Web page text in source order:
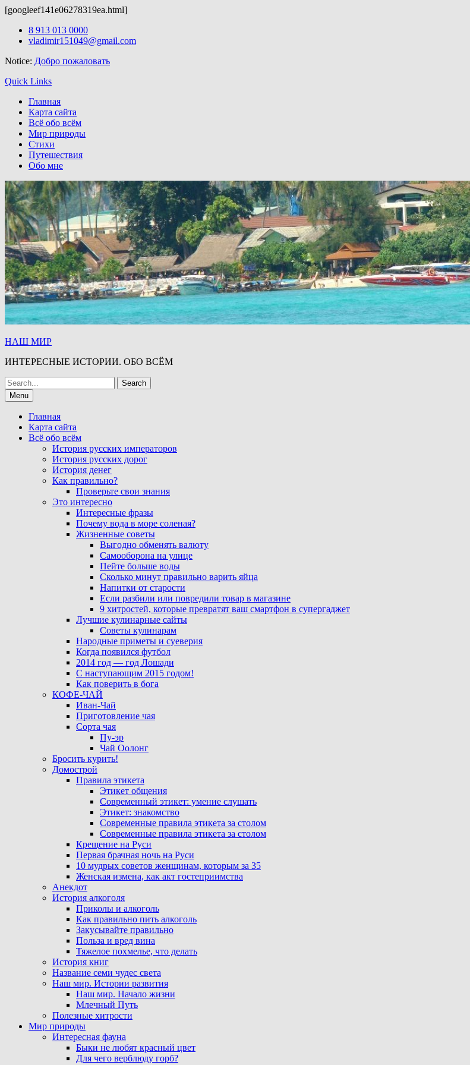
[googleef141e06278319ea.html]
Skip
8 913 013 0000
vladimir151049@gmail.com
Notice: Добро пожаловать
Quick Links
Главная
Карта сайта
Всё обо всём
Мир природы
Стихи
Путешествия
Обо мне
НАШ МИР
ИНТЕРЕСНЫЕ ИСТОРИИ. ОБО ВСЁМ
Search
for:Menu
Главная
Карта сайта
Всё обо всём
История русских императоров
История русских дорог
История денег
Как правильно?
Проверьте свои знания
Это интересно
Интересные фразы
Почему вода в море соленая?
Жизненные советы
Выгодно обменять валюту
Самооборона на улице
Пейте больше воды
Сколько минут правильно варить яйца
Напитки от старости
Если разбили или повредили товар в магазине
9 хитростей, которые превратят ваш смартфон в супергаджет
Лучшие кулинарные сайты
Советы кулинарам
Народные приметы и суеверия
Когда появился футбол
2014 год — год Лошади
С наступающим 2015 годом!
Как поверить в бога
КОФЕ-ЧАЙ
Иван-Чай
Приготовление чая
Сорта чая
Пу-эр
Чай Оолонг
Бросить курить!
Домострой
Правила этикета
Этикет общения
Современный этикет: умение слушать
Этикет: знакомство
Современные правила этикета за столом
Современные правила этикета за столом
Крещение на Руси
Первая брачная ночь на Руси
10 мудрых советов женщинам, которым за 35
Женская измена, как акт гостеприимства
Анекдот
История алкоголя
Приколы и алкоголь
Как правильно пить алкоголь
Закусывайте правильно
Польза и вред вина
Тяжелое похмелье, что делать
История книг
Название семи чудес света
Наш мир. Истории развития
Наш мир. Начало жизни
Млечный Путь
Полезные хитрости
Мир природы
Интересная фауна
Быки не любят красный цвет
Для чего верблюду горб?